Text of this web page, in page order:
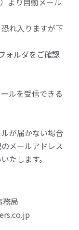
れ入りますが下
ォルダをご確認
ルを受信できる
が届かない場合
メールアドレス
たします。
務局